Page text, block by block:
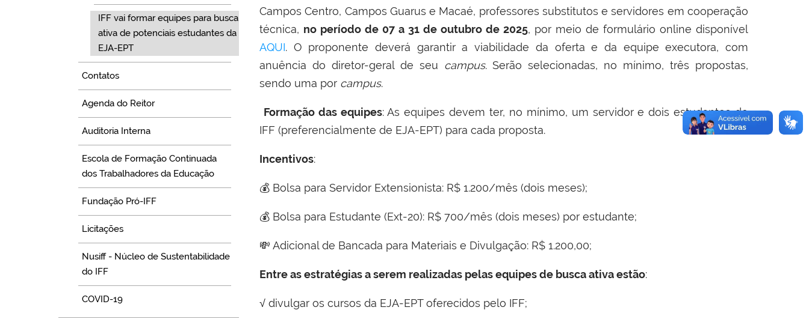
IFF vai formar equipes para busca
ativa de potenciais estudantes da
EJA-EPT
Contatos
Agenda do Reitor
Auditoria Interna
Escola de Formação Continuada
dos Trabalhadores da Educação
Fundação Pró-IFF
Licitações
Nusiff - Núcleo de Sustentabilidade
do IFF
COVID-19
Campos Centro, Campos Guarus e Macaé, professores substitutos e servidores em cooperação
técnica, no período de 07 a 31 de outubro de 2025, por meio de formulário online disponível
AQUI. O proponente deverá garantir a viabilidade da oferta e da equipe executora, com
anuência do diretor-geral de seu campus. Serão selecionadas, no mínimo, três propostas,
sendo uma por campus.
Formação das equipes: As equipes devem ter, no mínimo, um servidor e dois estudantes do
IFF (preferencialmente de EJA-EPT) para cada proposta.
Incentivos:
💰 Bolsa para Servidor Extensionista: R$ 1.200/mês (dois meses);
💰 Bolsa para Estudante (Ext-20): R$ 700/mês (dois meses) por estudante;
💸 Adicional de Bancada para Materiais e Divulgação: R$ 1.200,00;
Entre as estratégias a serem realizadas pelas equipes de busca ativa estão:
√ divulgar os cursos da EJA-EPT oferecidos pelo IFF;